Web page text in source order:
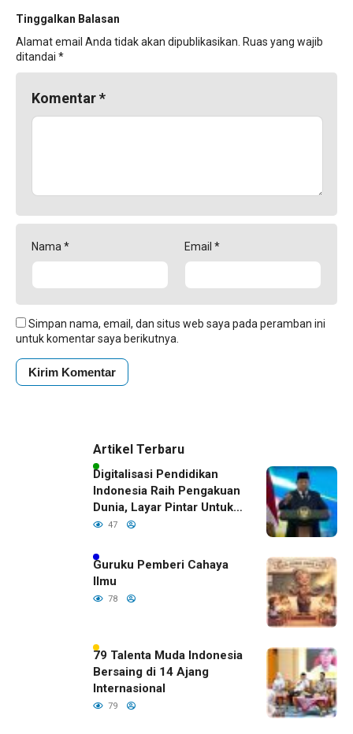
Tinggalkan Balasan
Alamat email Anda tidak akan dipublikasikan. Ruas yang wajib
ditandai *
Komentar*
Nama* Email *
Simpan nama, email, dan situs web saya pada peramban ini
untuk komentar saya berikutnya.
Artikel Terbaru
Digitalisasi Pendidikan
Indonesia Raih Pengakuan
Dunia, Layar Pintar Untuk
Semua Siswa
47
Guruku Pemberi Cahaya
Ilmu
78
79 Talenta Muda Indonesia
Bersaing di 14 Ajang
Internasional
79